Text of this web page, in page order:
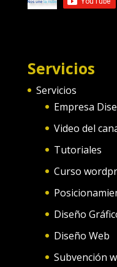
Servicios
Servicios
Empresa
Video del
Tutoriales
Curso
Diseño
Diseño Web
Subvención